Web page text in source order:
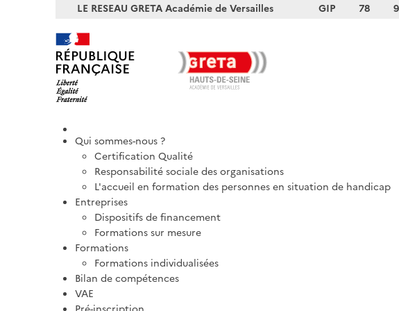
LE RESEAU GRETA Académie de Versailles GIP 78
Qui sommes-nous ?
Certification Qualité
Responsabilité sociale des organisations
L'accueil en formation des personnes en situation de handicap
Entreprises
Dispositifs de financement
Formations sur mesure
Formations
Formations individualisées
Bilan de compétences
VAE
Pré-inscription